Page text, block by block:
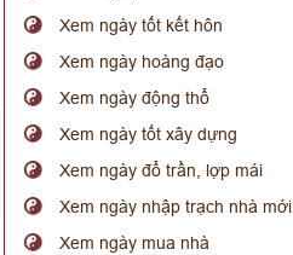
Xem ngày tốt kết hôn
Xem ngày hoàng đạo
Xem ngày động thổ
Xem ngày tốt xây dựng
Xem ngày đổ trần, lợp mái
Xem ngày nhập trạch nhà mới
Xem ngày mua nhà